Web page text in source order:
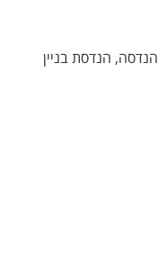
הנדסת בניין